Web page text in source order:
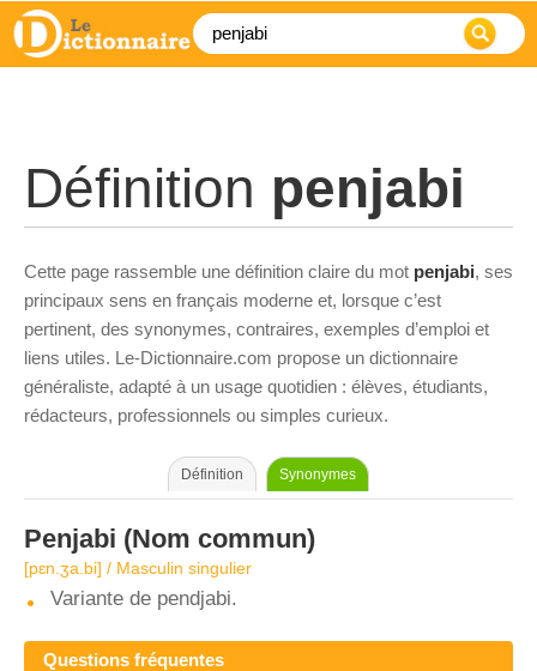
Définition penjabi
Cette page rassemble une définition claire du mot penjabi, ses
principaux sens en français moderne et, lorsque c’est
pertinent, des synonymes, contraires, exemples d’emploi et
liens utiles. Le-Dictionnaire.com propose un dictionnaire
généraliste, adapté à un usage quotidien : élèves, étudiants,
rédacteurs, professionnels ou simples curieux.
Définition Synonymes
Penjabi (Nom commun)
[pɛn.ʒa.bi] / Masculin singulier
Variante de pendjabi.
Questions fréquentes